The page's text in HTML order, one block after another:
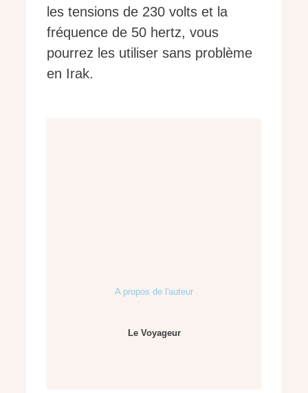
les tensions de 230 volts et la
fréquence de 50 hertz, vous
pourrez les utiliser sans problème
en Irak.
A propos de l'auteur
Le Voyageur